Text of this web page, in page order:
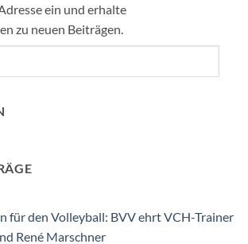
ein und erhalte
zu neuen Beiträgen.
für den Volleyball: BVV ehrt VCH-Trainer
René Marschner